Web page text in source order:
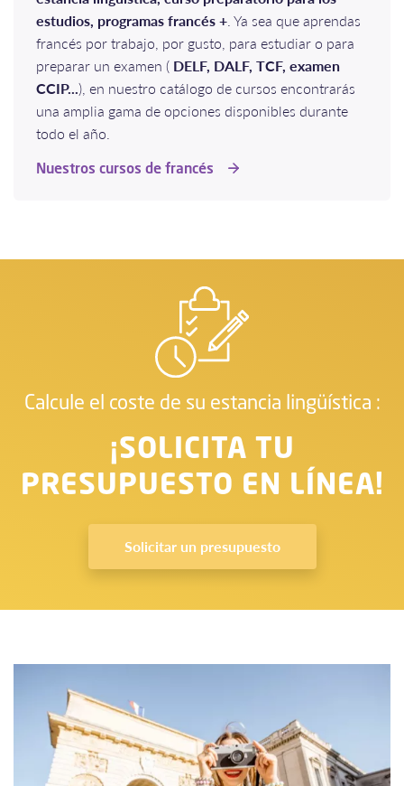
estudios, programas francés + . Ya sea que aprendas
francés por trabajo, por gusto, para estudiar o para
preparar un examen ( DELF, DALF, TCF, examen
CCIP...), en nuestro catálogo de cursos encontrarás
una amplia gama de opciones disponibles durante
todo el año.​​​​​​​ ​​​​​​​
Nuestros cursos de francés
Calcule el coste de su estancia lingüística :
¡SOLICITA TU
PRESUPUESTO EN LÍNEA!
Solicitar un presupuesto